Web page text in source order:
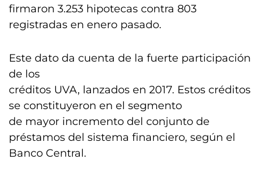
firmaron 3.253 hipotecas contra 803
registradas en enero pasado.
Este dato da cuenta de la fuerte participación
de los
créditos UVA, lanzados en 2017. Estos créditos
se constituyeron en el segmento
de mayor incremento del conjunto de
préstamos del sistema financiero, según el
Banco Central.